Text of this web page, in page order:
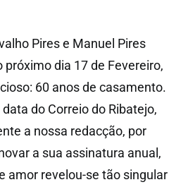
Pires e Manuel Pires
próximo dia 17 de Fevereiro,
60 anos de casamento.
do Correio do Ribatejo,
a nossa redacção, por
a sua assinatura anual,
amor revelou-se tão singular